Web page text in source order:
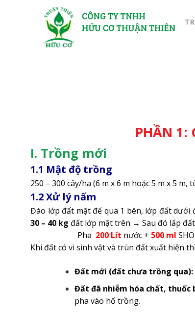
PHẦN 1:
I. Trồng mới
1.1 Mật độ trồng
250 – 300 cây/ha (6 m x 6 m hoặc 5 m x 5
1.2 Xử lý nấm
Đào lớp đất mặt để qua 1 bên, lớp đất
30 – 40 kg đất lớp mặt trên → Sau đó lấp
Pha 200 Lít nước + 500 ml
Khi đất có vi sinh vật và trùn đất xuất hiện
Đất mới (đất chưa trồng qua):
Đất đã nhiễm hóa chất, thuốc
pha vào hố trồng.